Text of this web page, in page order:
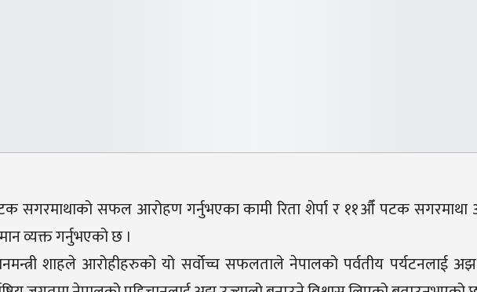
सगरमाथाको सफल आरोहण गर्नुभएका कामी रिता शेर्पा र ११औँ पटक सगरमाथा
व्यक्त गर्नुभएको छ ।
शाहले आरोहीहरुको यो सर्वोच्च सफलताले नेपालको पर्वतीय पर्यटनलाई अझ